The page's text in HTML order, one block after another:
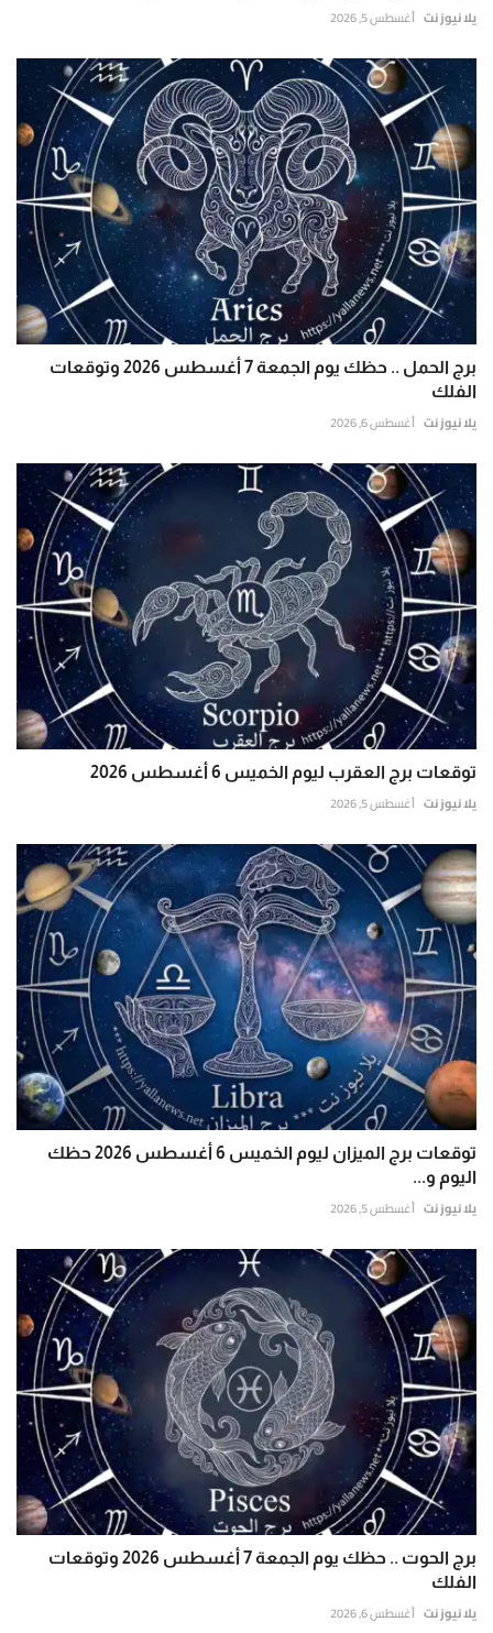
يلا نيوز نت أغسطس 5, 2026
برج الحمل .. حظك يوم الجمعة 7 أغسطس 2026 وتوقعات
الفلك
يلا نيوز نت أغسطس 6, 2026
توقعات برج العقرب ليوم الخميس 6 أغسطس 2026
يلا نيوز نت أغسطس 5, 2026
توقعات برج الميزان ليوم الخميس 6 أغسطس 2026 حظك
اليوم و...
يلا نيوز نت أغسطس 5, 2026
برج الحوت .. حظك يوم الجمعة 7 أغسطس 2026 وتوقعات
الفلك
يلا نيوز نت أغسطس 6, 2026